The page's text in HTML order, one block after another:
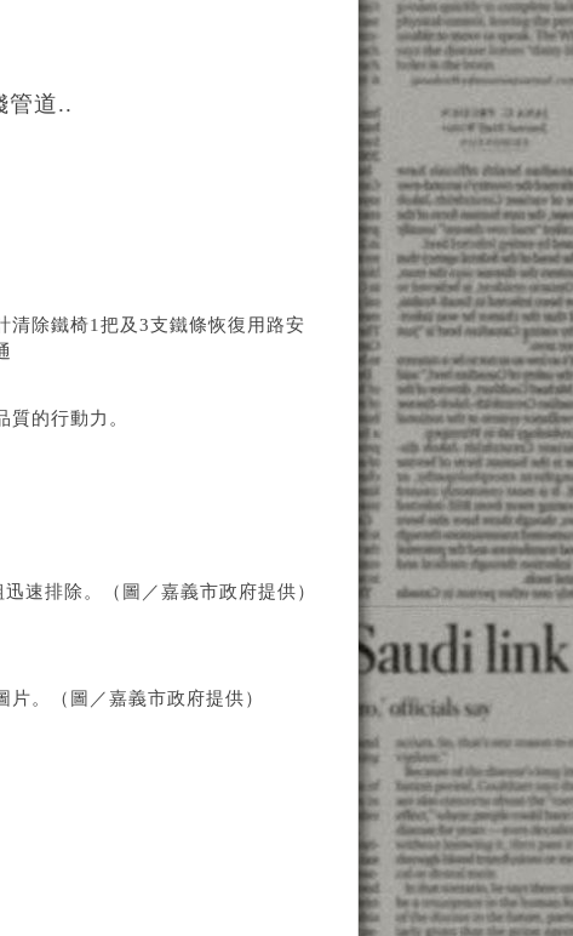
管道..
清除鐵椅1把及3支鐵條恢復用路安
的行動力。
速排除。（圖／嘉義市政府提供）
。（圖／嘉義市政府提供）